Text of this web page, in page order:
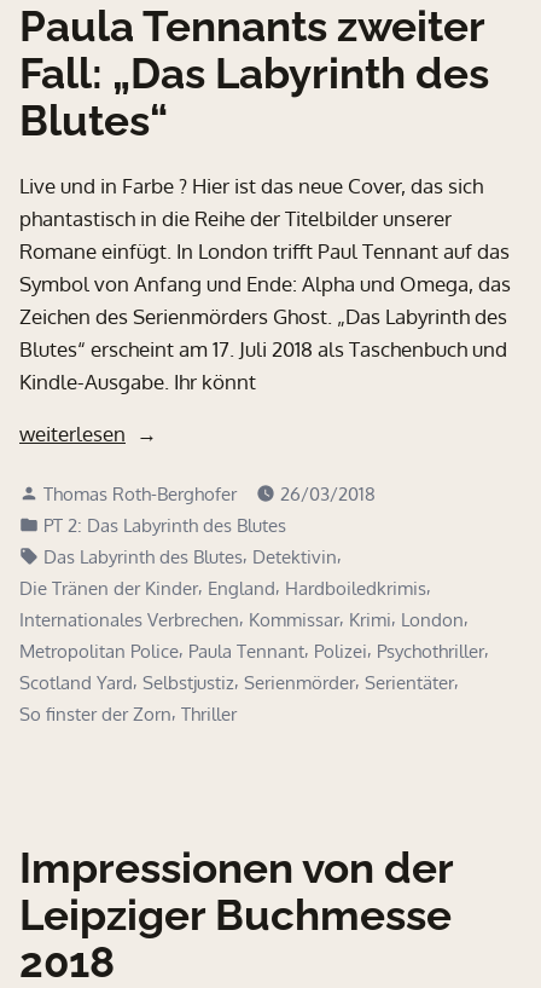
Paula Tennants zweiter
Fall: „Das Labyrinth des
Blutes“
Live und in Farbe ? Hier ist das neue Cover, das sich
phantastisch in die Reihe der Titelbilder unserer
Romane einfügt. In London trifft Paul Tennant auf das
Symbol von Anfang und Ende: Alpha und Omega, das
Zeichen des Serienmörders Ghost. „Das Labyrinth des
Blutes“ erscheint am 17. Juli 2018 als Taschenbuch und
Kindle-Ausgabe. Ihr könnt
„Paula
zweiter
Fall:
„Das
Labyrinth
des
Blutes““
weiterlesen
Verfasst
von
Thomas Roth-Berghofer
26/03/2018
Veröffentlicht
in
PT 2: Das Labyrinth des Blutes
Schlagwörter:
Das Labyrinth des Blutes, Detektivin,
Die Tränen der Kinder, England, Hardboiledkrimis,
Internationales Verbrechen, Kommissar, Krimi, London,
Metropolitan Police, Paula Tennant, Polizei, Psychothriller,
Scotland Yard, Selbstjustiz, Serienmörder, Serientäter,
So finster der Zorn, Thriller
Impressionen von der
Leipziger Buchmesse
2018